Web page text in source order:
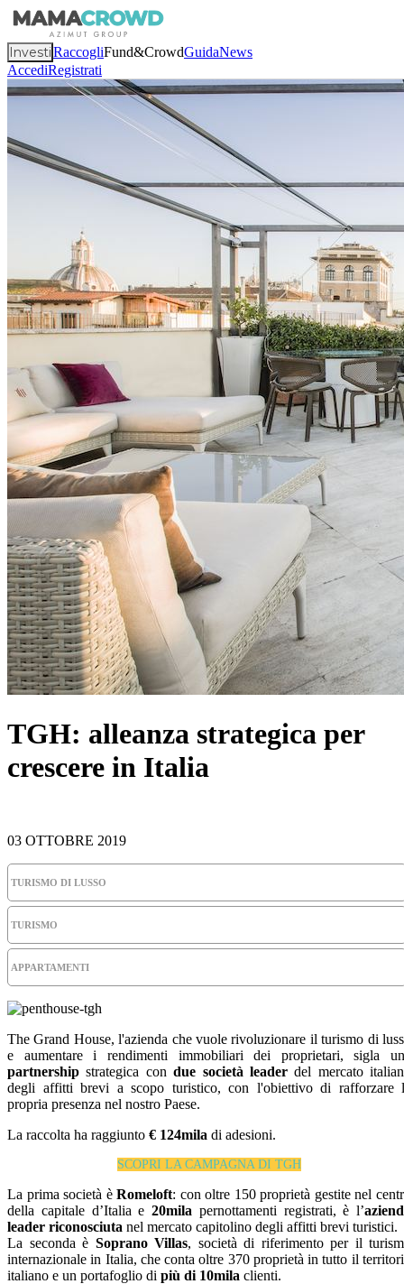
InvestiRaccogliFund&CrowdGuidaNews
AccediRegistrati
TGH: alleanza strategica per
crescere in Italia
03 OTTOBRE 2019
TURISMO DI LUSSO
TURISMO
APPARTAMENTI
The Grand House, l'azienda che vuole rivoluzionare il turismo di
e aumentare i rendimenti immobiliari dei proprietari, sigla
partnership strategica condue società leaderdel mercato
degli affitti brevi a scopo turistico, con l'obiettivo di rafforzare
propria presenza nel nostro Paese.
La raccolta ha raggiunto € 124mila di adesioni.
SCOPRI LA CAMPAGNA DI TGH
La prima società èRomeloft: con oltre 150 proprietà gestite nel
della capitale d’Italia e 20mila pernottamenti registrati, è l’
leader riconosciuta nel mercato capitolino degli affitti brevi turistici.
La seconda è Soprano Villas, società di riferimento per il
internazionale in Italia, che conta oltre 370 proprietà in tutto il
italiano e un portafoglio di più di 10mila clienti.